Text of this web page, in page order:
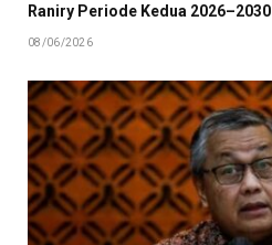
Raniry Periode Kedua 2026–2030
08/06/2026